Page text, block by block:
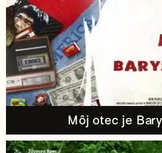
Môj otec je